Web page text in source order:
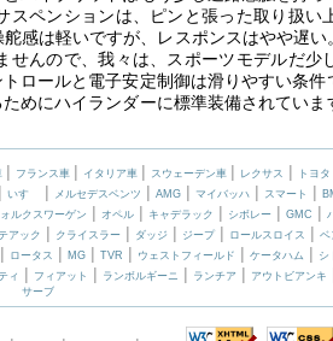
ペンションは、ピンと張った取り扱い
感は軽いですが、レスポンスはやや遅
んので、我々は、スポーツモデルだ少
ロールと電子安定制御は滑りやすい条
めにハイランダーに標準装備されてい
| フランス車 | イタリア車 | スウェーデン車 | レクサス | トヨタ
| いすゞ | メルセデスベンツ | AMG | マイバッハ | スマート |
ルクスワーゲン | オペル| キャデラック | シボレー| GMC |
アック | クライスラー | ダッジ | ジープ| ロールスロイス | ベ
| ロータス | MG | TVR | ウェストフィールド | ケータハム | シ
ィ | フィアット | ランボルギーニ | ランチア | アウトビアンキ
サーブ